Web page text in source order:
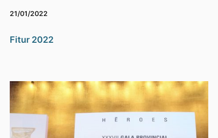
21/01/2022
Fitur 2022